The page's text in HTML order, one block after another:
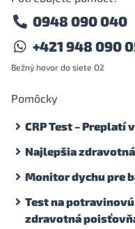
0948 090 040
+421 948 090
Bežný hovor do siete O2
Pomôcky
CRP Test – Preplatí
Najlepšia
Monitor dychu pre
Test na
zdravotná